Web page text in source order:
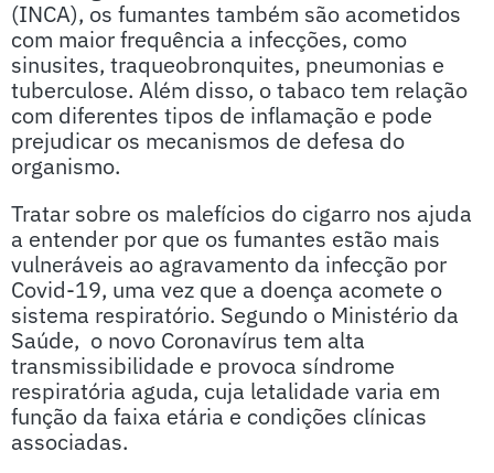
(INCA), os fumantes também são acometidos
com maior frequência a infecções, como
sinusites, traqueobronquites, pneumonias e
tuberculose. Além disso, o tabaco tem relação
com diferentes tipos de inflamação e pode
prejudicar os mecanismos de defesa do
organismo.
Tratar sobre os malefícios do cigarro nos ajuda
a entender por que os fumantes estão mais
vulneráveis ao agravamento da infecção por
Covid-19, uma vez que a doença acomete o
sistema respiratório. Segundo o Ministério da
Saúde, o novo Coronavírus tem alta
transmissibilidade e provoca síndrome
respiratória aguda, cuja letalidade varia em
função da faixa etária e condições clínicas
associadas.